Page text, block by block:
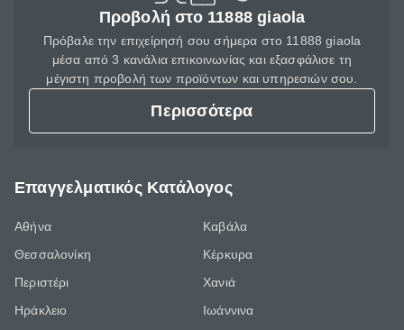
Προβολή στο 11888 giaola
Πρόβαλε την επιχείρησή σου σήμερα στο 11888 giaola
μέσα από 3 κανάλια επικοινωνίας και εξασφάλισε τη
μέγιστη προβολή των προϊόντων και υπηρεσιών σου.
Περισσότερα
Επαγγελματικός Κατάλογος
Αθήνα
Θεσσαλονίκη
Περιστέρι
Ηράκλειο
Καβάλα
Κέρκυρα
Χανιά
Ιωάννινα